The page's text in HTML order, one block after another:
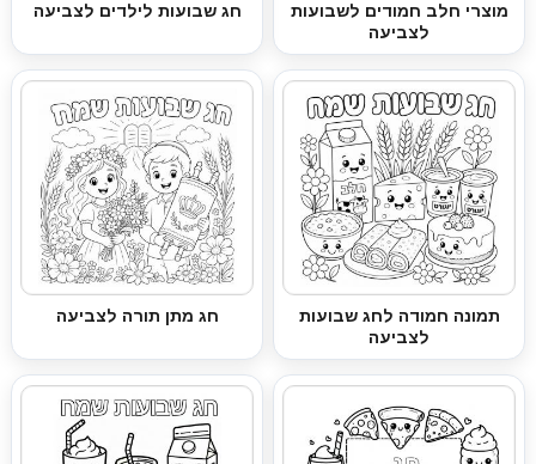
מוצרי חלב חמודים לשבועות
לצביעה
חג שבועות לילדים לצביעה
תמונה חמודה לחג שבועות
לצביעה
חג מתן תורה לצביעה